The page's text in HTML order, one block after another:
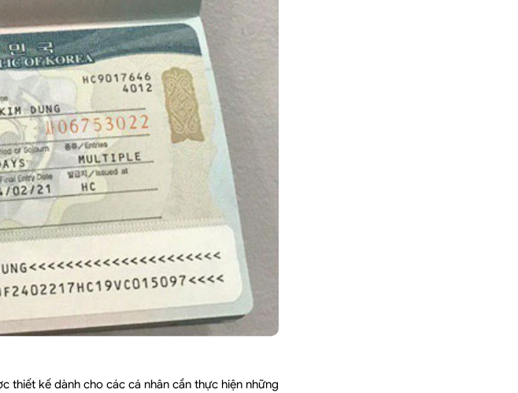
thiết kế dành cho các cá nhân cần thực hiện những